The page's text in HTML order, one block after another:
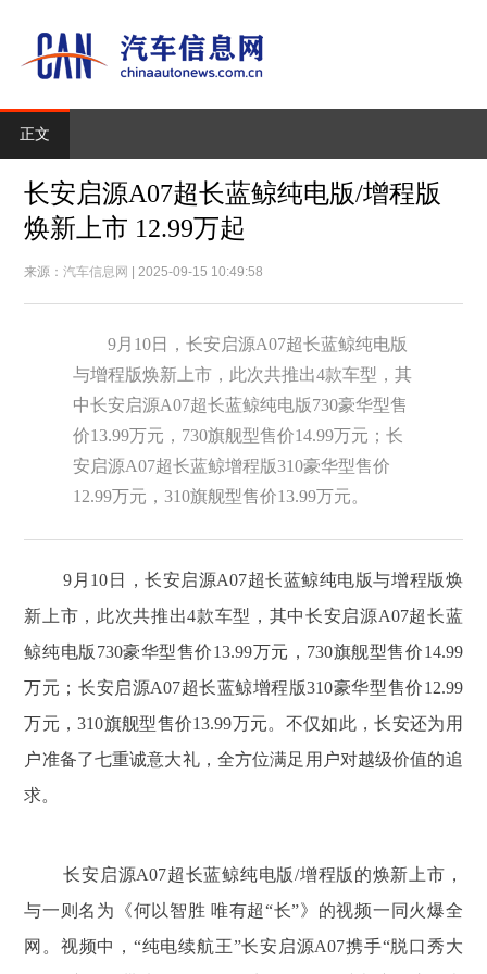
正文
长安启源A07超长蓝鲸纯电版/增程版
焕新上市 12.99万起
来源：汽车信息网 | 2025-09-15 10:49:58
9月10日，长安启源A07超长蓝鲸纯电版
与增程版焕新上市，此次共推出4款车型，其
中长安启源A07超长蓝鲸纯电版730豪华型售
价13.99万元，730旗舰型售价14.99万元；长
安启源A07超长蓝鲸增程版310豪华型售价
12.99万元，310旗舰型售价13.99万元。
9月10日，长安启源A07超长蓝鲸纯电版与增程版焕
新上市，此次共推出4款车型，其中长安启源A07超长蓝
鲸纯电版730豪华型售价13.99万元，730旗舰型售价14.99
万元；长安启源A07超长蓝鲸增程版310豪华型售价12.99
万元，310旗舰型售价13.99万元。不仅如此，长安还为用
户准备了七重诚意大礼，全方位满足用户对越级价值的追
求。
长安启源A07超长蓝鲸纯电版/增程版的焕新上市，
与一则名为《何以智胜 唯有超“长”》的视频一同火爆全
网。视频中，“纯电续航王”长安启源A07携手“脱口秀大